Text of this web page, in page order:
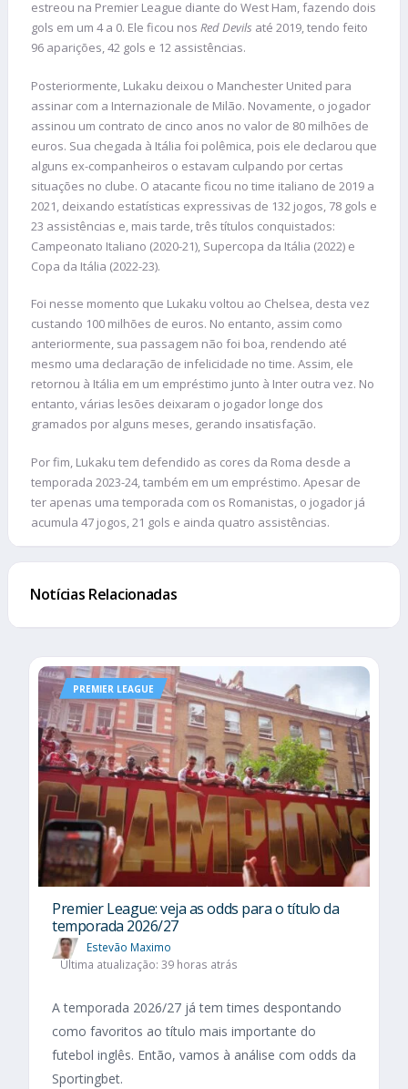
estreou na Premier League diante do West Ham, fazendo dois
gols em um 4 a 0. Ele ficou nos Red Devils até 2019, tendo feito
96 aparições, 42 gols e 12 assistências.
Posteriormente, Lukaku deixou o Manchester United para
assinar com a Internazionale de Milão. Novamente, o jogador
assinou um contrato de cinco anos no valor de 80 milhões de
euros. Sua chegada à Itália foi polêmica, pois ele declarou que
alguns ex-companheiros o estavam culpando por certas
situações no clube. O atacante ficou no time italiano de 2019 a
2021, deixando estatísticas expressivas de 132 jogos, 78 gols e
23 assistências e, mais tarde, três títulos conquistados:
Campeonato Italiano (2020-21), Supercopa da Itália (2022) e
Copa da Itália (2022-23).
Foi nesse momento que Lukaku voltou ao Chelsea, desta vez
custando 100 milhões de euros. No entanto, assim como
anteriormente, sua passagem não foi boa, rendendo até
mesmo uma declaração de infelicidade no time. Assim, ele
retornou à Itália em um empréstimo junto à Inter outra vez. No
entanto, várias lesões deixaram o jogador longe dos
gramados por alguns meses, gerando insatisfação.
Por fim, Lukaku tem defendido as cores da Roma desde a
temporada 2023-24, também em um empréstimo. Apesar de
ter apenas uma temporada com os Romanistas, o jogador já
acumula 47 jogos, 21 gols e ainda quatro assistências.
Notícias Relacionadas
PREMIER LEAGUE
Premier League: veja as odds para o título da
temporada 2026/27
Estevão Maximo
Última atualização: 39 horas atrás
A temporada 2026/27 já tem times despontando
como favoritos ao título mais importante do
futebol inglês. Então, vamos à análise com odds da
Sportingbet.